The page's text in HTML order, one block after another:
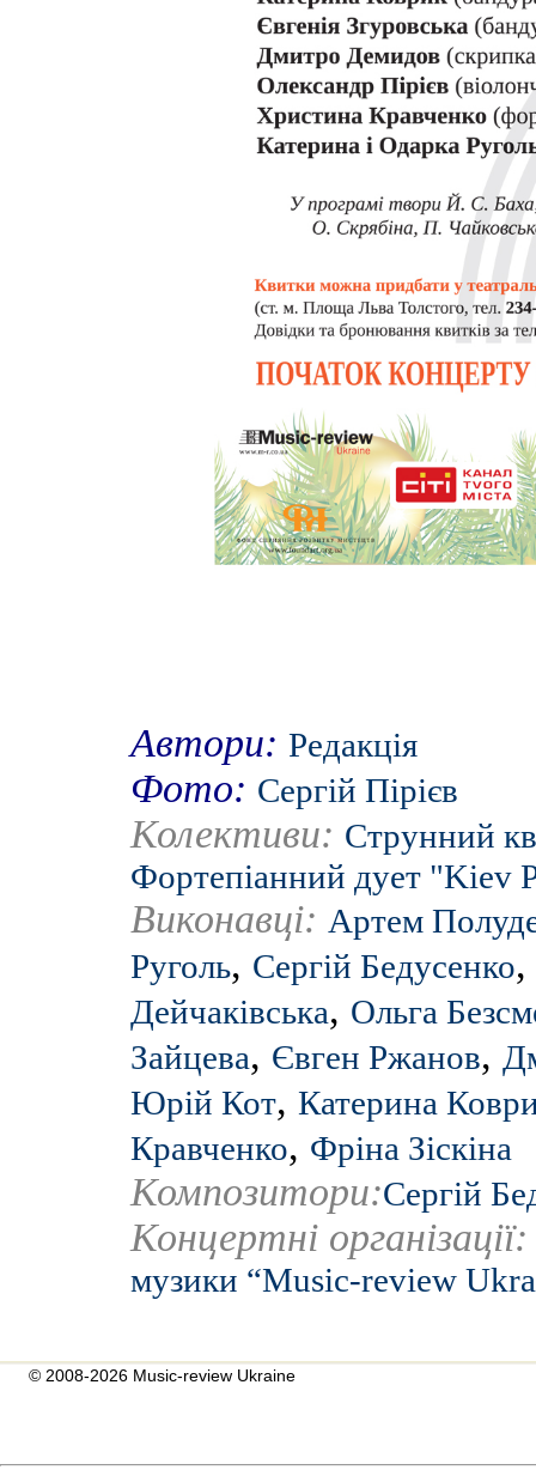
Автори: Редакція
Фото: Сергій Пірієв
Колективи: Струнний
Фортепіанний дует "Kiev
Виконавці: Артем
Руголь, Сергій Бедусенко,
Дейчаківська, Ольга
Зайцева, Євген Ржанов,
Юрій Кот, Катерина
Кравченко, Фріна Зіскіна
Композитори:Сергій
Концертні
музики “Music-review
© 2008-2026 Music-review Ukraine